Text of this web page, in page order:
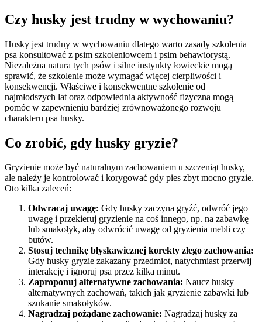
Czy husky jest trudny w wychowaniu?
Husky jest trudny w wychowaniu dlatego warto zasady szkolenia
psa konsultować z psim szkoleniowcem i psim behawiorystą.
Niezależna natura tych psów i silne instynkty łowieckie mogą
sprawić, że szkolenie może wymagać więcej cierpliwości i
konsekwencji. Właściwe i konsekwentne szkolenie od
najmłodszych lat oraz odpowiednia aktywność fizyczna mogą
pomóc w zapewnieniu bardziej zrównoważonego rozwoju
charakteru psa husky.
Co zrobić, gdy husky gryzie?
Gryzienie może być naturalnym zachowaniem u szczeniąt husky,
ale należy je kontrolować i korygować gdy pies zbyt mocno gryzie.
Oto kilka zaleceń:
Odwracaj uwagę: Gdy husky zaczyna gryźć, odwróć jego
uwagę i przekieruj gryzienie na coś innego, np. na zabawkę
lub smakołyk, aby odwrócić uwagę od gryzienia mebli czy
butów.
Stosuj technikę błyskawicznej korekty złego zachowania:
Gdy husky gryzie zakazany przedmiot, natychmiast przerwij
interakcję i ignoruj psa przez kilka minut.
Zaproponuj alternatywne zachowania: Naucz husky
alternatywnych zachowań, takich jak gryzienie zabawki lub
szukanie smakołyków.
Nagradzaj pożądane zachowanie: Nagradzaj husky za